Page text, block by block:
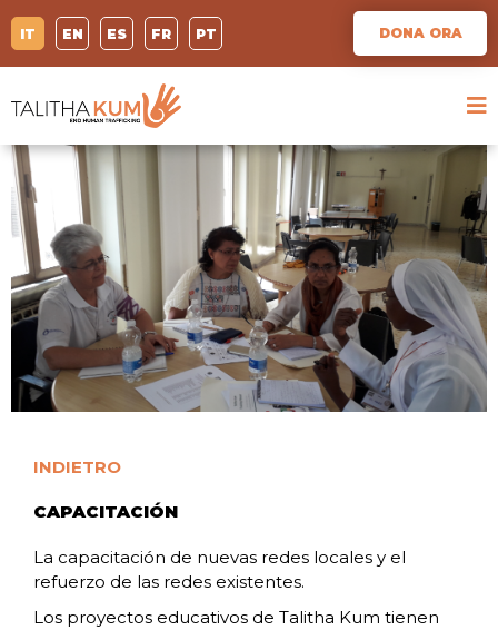
IT EN ES FR PT DONA ORA
INDIETRO
CAPACITACIÓN
La capacitación de nuevas redes locales y el
refuerzo de las redes existentes.
Los proyectos educativos de Talitha Kum tienen